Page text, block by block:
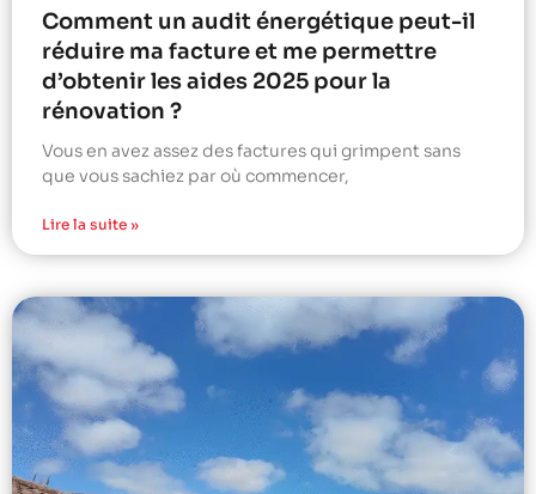
Comment un audit énergétique peut-il
réduire ma facture et me permettre
d’obtenir les aides 2025 pour la
rénovation ?
Vous en avez assez des factures qui grimpent sans
que vous sachiez par où commencer,
Lire la suite »